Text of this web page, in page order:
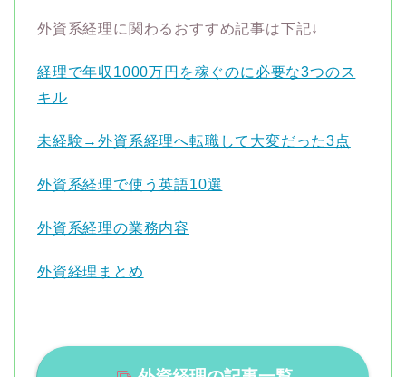
外資系経理に関わるおすすめ記事は下記↓
経理で年収1000万円を稼ぐのに必要な3つのス
キル
未経験→外資系経理へ転職して大変だった3点
外資系経理で使う英語10選
外資系経理の業務内容
外資経理まとめ